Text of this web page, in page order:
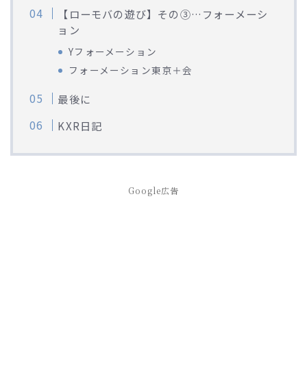
【ローモバの遊び】その③…フォーメーシ
ョン
Yフォーメーション
フォーメーション東京＋会
最後に
KXR日記
Google広告